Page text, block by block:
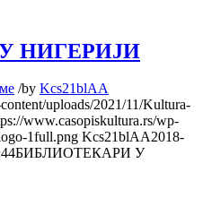
НИГЕРИЈИ
/by Kcs21blAA
uploads/2021/11/Kultura-
www.casopiskultura.rs/wp-
1full.png Kcs21blAA2018-
БИБЛИОТЕКАРИ У